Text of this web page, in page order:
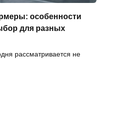
особенности
для разных
рассматривается не